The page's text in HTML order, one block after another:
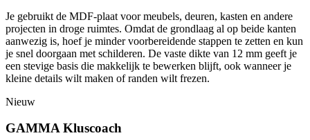
Je gebruikt de MDF-plaat voor meubels, deuren, kasten en andere
projecten in droge ruimtes. Omdat de grondlaag al op beide kanten
aanwezig is, hoef je minder voorbereidende stappen te zetten en kun
je snel doorgaan met schilderen. De vaste dikte van 12 mm geeft je
een stevige basis die makkelijk te bewerken blijft, ook wanneer je
kleine details wilt maken of randen wilt frezen.
Nieuw
GAMMA Kluscoach